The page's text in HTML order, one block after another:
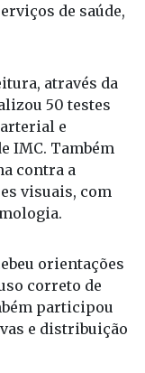
de saúde,
através da
50 testes
e
IMC. Também
contra a
visuais, com
orientações
correto de
participou
e distribuição